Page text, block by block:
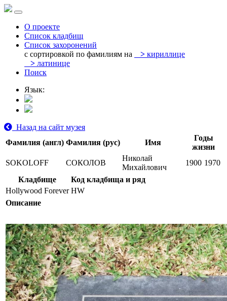
О проекте
Список кладбищ
Список захоронений
с сортировкой по фамилиям на
> кириллице
> латинице
Поиск
Язык:
Назад на сайт музея
Фамилия (англ) Фамилия (рус) Имя
Годы
жизни
SOKOLOFF
СОКОЛОВ
Николай
Михайлович
1900 1970
Кладбище
Код кладбища и ряд
Hollywood Forever HW
Описание